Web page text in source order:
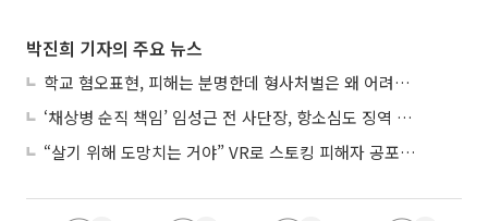
박진희 기자의 주요 뉴스
학교 혐오표현, 피해는 분명한데 형사처벌은 왜 어려울까?
‘채상병 순직 책임’ 임성근 전 사단장, 항소심도 징역 3년
“살기 위해 도망치는 거야” VR로 스토킹 피해자 공포 마주한 수형자들